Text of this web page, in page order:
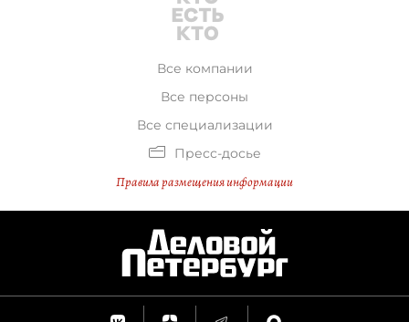
Все компании
Все персоны
Все специализации
Пресс-досье
Правила размещения информации